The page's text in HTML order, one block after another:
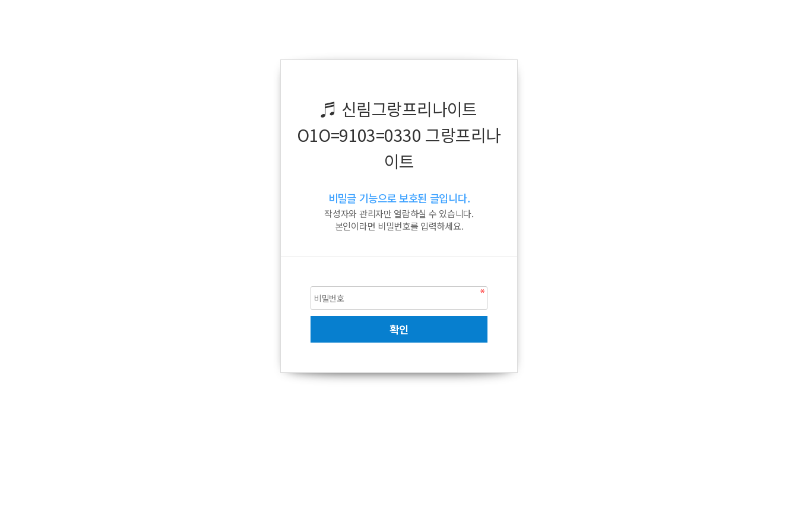
♬ 신림그랑프리나이트
O1O=9103=0330 그랑프리나
이트
비밀글 기능으로 보호된 글입니다.
작성자와 관리자만 열람하실 수 있습니다.
본인이라면 비밀번호를 입력하세요.